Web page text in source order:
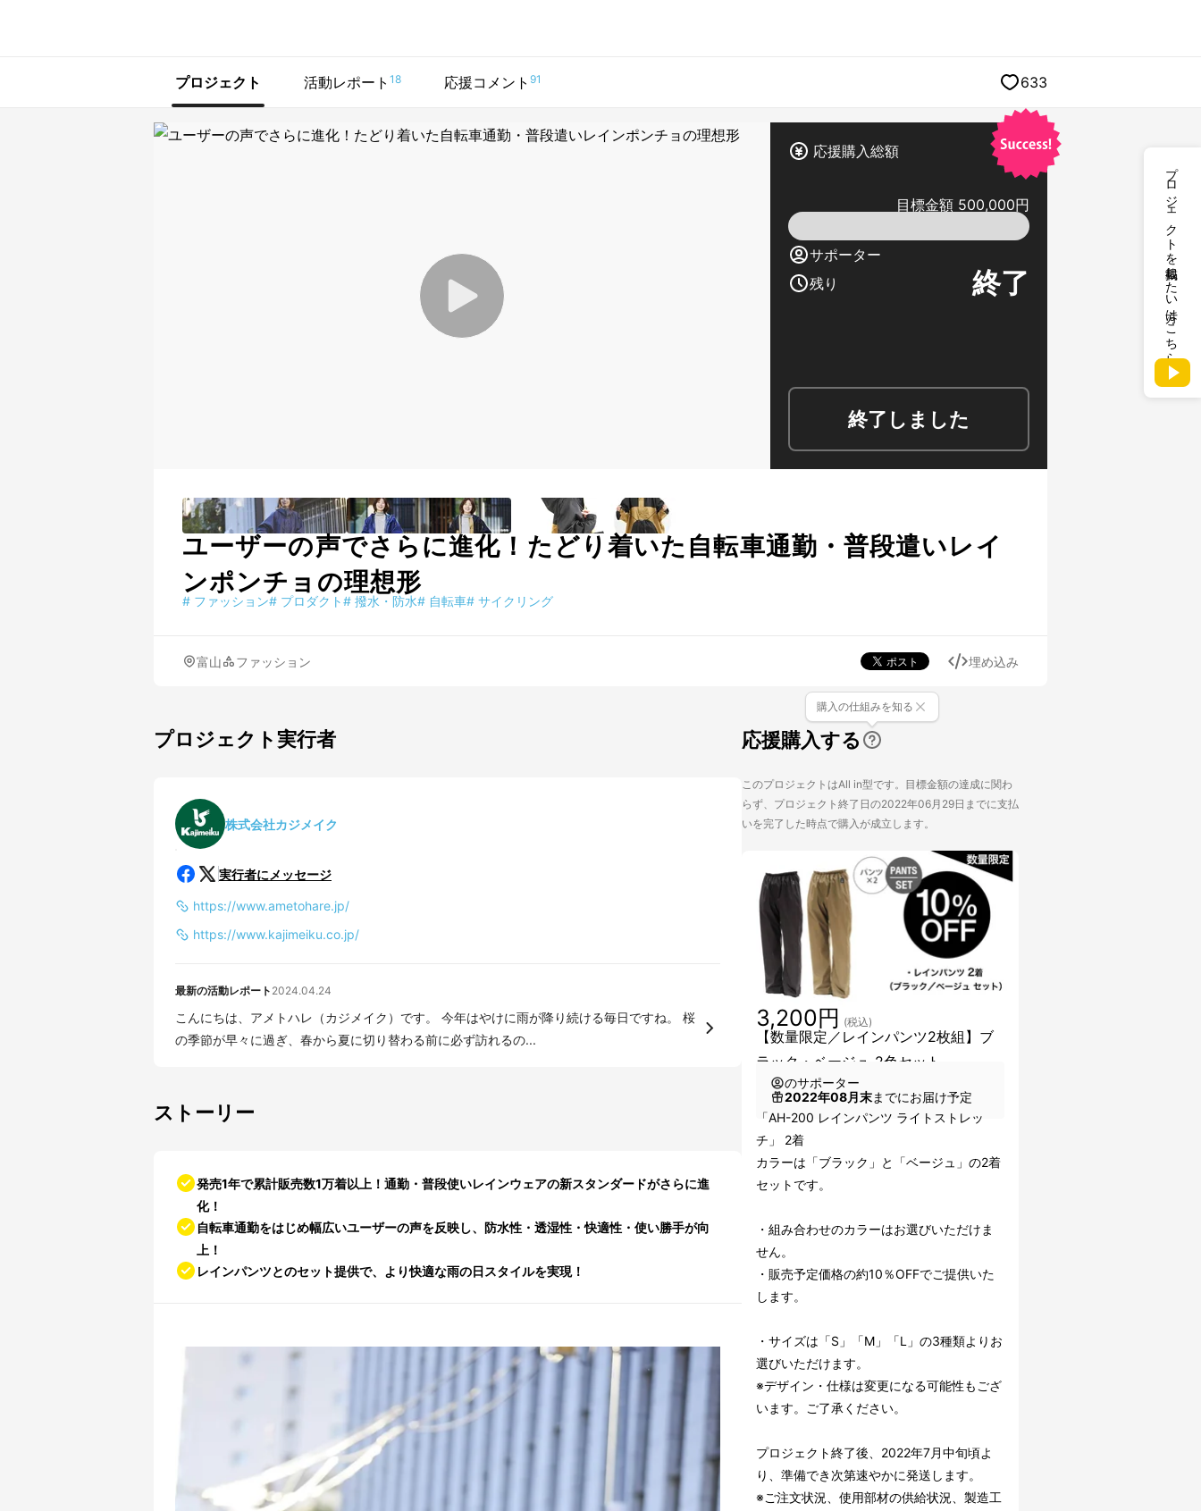
プロジェクトを掲載したい方はこちら
プロジェクト 活動レポート 18 応援コメント 91 633
応援購入総額
目標金額 500,000円
サポーター
残り
終了
終了しました
ユーザーの声でさらに進化！たどり着いた自転車通勤・普段遣いレイ
ンポンチョの理想形
# ファッション# プロダクト# 撥水・防水# 自転車# サイクリング
富山 ファッション 埋め込み
プロジェクト実行者
株式会社カジメイク
実行者にメッセージ
https://www.ametohare.jp/
https://www.kajimeiku.co.jp/
最新の活動レポート 2024.04.24
こんにちは、アメトハレ（カジメイク）です。 今年はやけに雨が降り続ける毎日ですね。 桜
の季節が早々に過ぎ、春から夏に切り替わる前に必ず訪れるの...
ストーリー
発売1年で累計販売数1万着以上！通勤・普段使いレインウェアの新スタンダードがさらに進
化！
自転車通勤をはじめ幅広いユーザーの声を反映し、防水性・透湿性・快適性・使い勝手が向
上！
レインパンツとのセット提供で、より快適な雨の日スタイルを実現！
応援購入する
購入の仕組みを知る
このプロジェクトはAll in型です。目標金額の達成に関わ
らず、プロジェクト終了日の2022年06月29日までに支払
いを完了した時点で購入が成立します。
【数量限定／レインパンツ2枚組】ブ
ラック・ベージュ 2色セット
3,200円 (税込)
のサポーター
2022年08月末までにお届け予定
「AH-200 レインパンツ ライトストレッ
チ」 2着
カラーは「ブラック」と「ベージュ」の2着
セットです。
・組み合わせのカラーはお選びいただけま
せん。
・販売予定価格の約10％OFFでご提供いた
します。
・サイズは「S」「M」「L」の3種類よりお
選びいただけます。
※デザイン・仕様は変更になる可能性もござ
います。ご了承ください。
プロジェクト終了後、2022年7月中旬頃よ
り、準備でき次第速やかに発送します。
※ご注文状況、使用部材の供給状況、製造工